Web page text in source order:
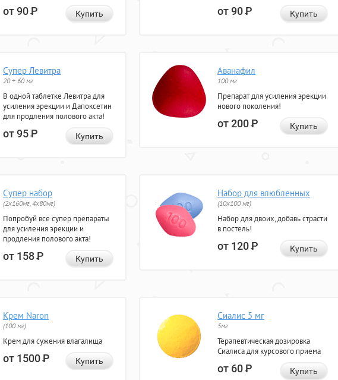
от 90Р Купить от 90Р Купить
Супер Левитра
20 + 60 мг
В одной таблетке Левитра для
усиления эрекции и Дапоксетин
для продления полового акта!
от 95Р Купить
Аванафил
100 мг
Препарат для усиления эрекции
нового поколения!
от 200Р Купить
Супер набор
(2х160мг, 4х80мг)
Попробуй все супер препараты
для усиления эрекции и
продления полового акта!
от 158Р Купить
Набор для влюбленных
(10х100 мг)
Набор для двоих, добавь страсти
в постель!
от 120Р Купить
Крем Naron
(100 мг)
Крем для сужения влагалища
от 1500Р Купить
Сиалис 5 мг
5мг
Терапевтическая дозировка
Сиалиса для курсового приема
от 60Р Купить